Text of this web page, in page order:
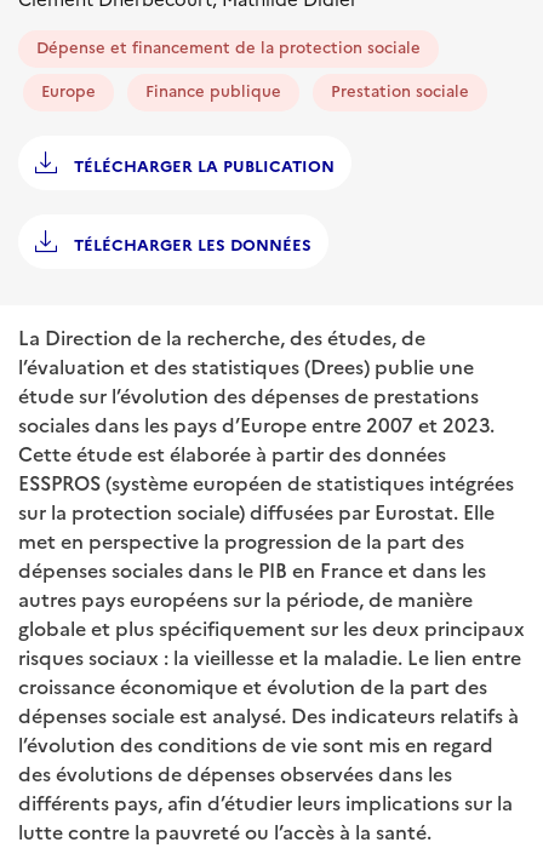
Dépense et financement de la protection sociale
Europe
Finance publique Prestation sociale
TÉLÉCHARGER LA PUBLICATION
TÉLÉCHARGER LES DONNÉES
La Direction de la recherche, des études, de
l’évaluation et des statistiques (Drees) publie une
étude sur l’évolution des dépenses de prestations
sociales dans les pays d’Europe entre 2007 et 2023.
Cette étude est élaborée à partir des données
ESSPROS (système européen de statistiques intégrées
sur la protection sociale) diffusées par Eurostat. Elle
met en perspective la progression de la part des
dépenses sociales dans le PIB en France et dans les
autres pays européens sur la période, de manière
globale et plus spécifiquement sur les deux principaux
risques sociaux : la vieillesse et la maladie. Le lien entre
croissance économique et évolution de la part des
dépenses sociale est analysé. Des indicateurs relatifs à
l’évolution des conditions de vie sont mis en regard
des évolutions de dépenses observées dans les
différents pays, afin d’étudier leurs implications sur la
lutte contre la pauvreté ou l’accès à la santé.